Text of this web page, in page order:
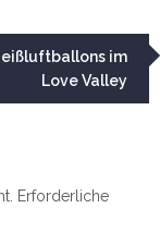
im
Love Valley
Erforderliche